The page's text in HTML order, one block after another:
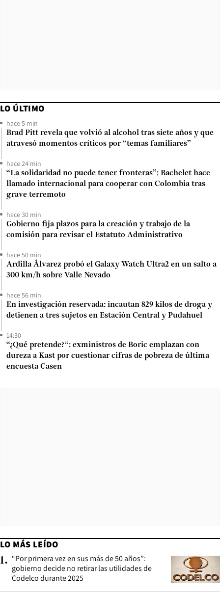
LO ÚLTIMO
hace 5 min
Brad Pitt revela que volvió al alcohol tras siete años y que
atravesó momentos críticos por “temas familiares”
hace 24 min
“La solidaridad no puede tener fronteras”: Bachelet hace
llamado internacional para cooperar con Colombia tras
grave terremoto
hace 30 min
Gobierno fija plazos para la creación y trabajo de la
comisión para revisar el Estatuto Administrativo
hace 50 min
Ardilla Álvarez probó el Galaxy Watch Ultra2 en un salto a
300 km/h sobre Valle Nevado
hace 56 min
En investigación reservada: incautan 829 kilos de droga y
detienen a tres sujetos en Estación Central y Pudahuel
14:30
“¿Qué pretende?“: exministros de Boric emplazan con
dureza a Kast por cuestionar cifras de pobreza de última
encuesta Casen
LO MÁS LEÍDO
1. “Por primera vez en sus más de 50 años”:
gobierno decide no retirar las utilidades de
Codelco durante 2025